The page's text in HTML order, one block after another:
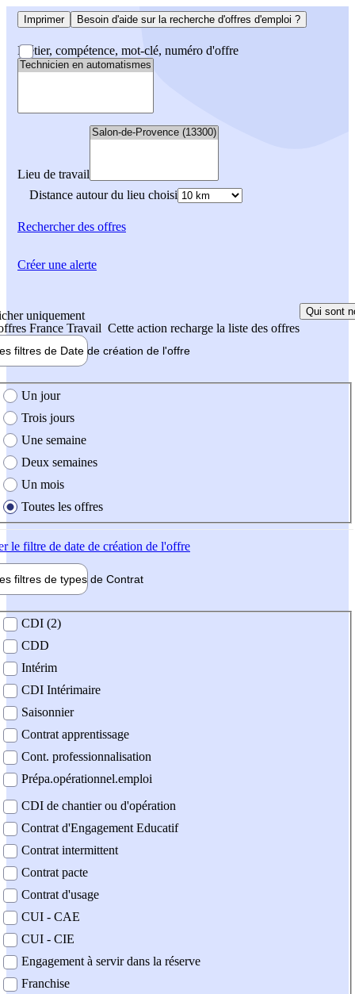
Imprimer Besoin d'aide sur la recherche d'offres d'emploi ?
Métier, compétence, mot-clé, numéro d'offre
Lieu de travail
Distance autour du lieu choisi
Rechercherdes offres
uniquement
France Travail Cette action recharge la liste des offres
Qui sont
filtres de Date de création de l'offre
création de l'offre
Un jour
Trois jours
Une semaine
Deux semaines
Un mois
Toutes les offres
le filtre de date de création de l'offre
filtres de types de Contrat
contrat
CDI (2)
CDD
Intérim
CDI Intérimaire
Saisonnier
Contrat apprentissage
Cont. professionnalisation
Prépa.opérationnel.emploi
CDI de chantier ou d'opération
Contrat d'Engagement Educatif
Contrat intermittent
Contrat pacte
Contrat d'usage
CUI - CAE
CUI - CIE
Engagement à servir dans la réserve
Franchise
Créer une alerte